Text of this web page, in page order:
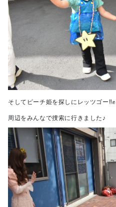
そしてピーチ姫を探しにレッツゴー‼✊
周辺をみんなで捜索に行きました♪